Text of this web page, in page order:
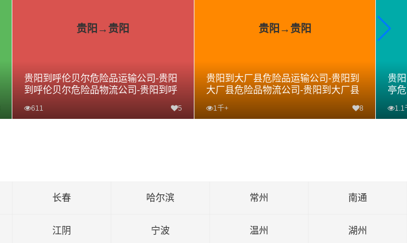
贵阳→贵阳
贵阳到呼伦贝尔危险品运输公司-贵阳
到呼伦贝尔危险品物流公司-贵阳到呼
611 5
贵阳→贵阳
贵阳到大厂县危险品运输公司-贵阳到
大厂县危险品物流公司-贵阳到大厂县
1千+ 8
贵
亭
1.1
长春 哈尔滨 常州 南通
江阴 宁波 温州 湖州